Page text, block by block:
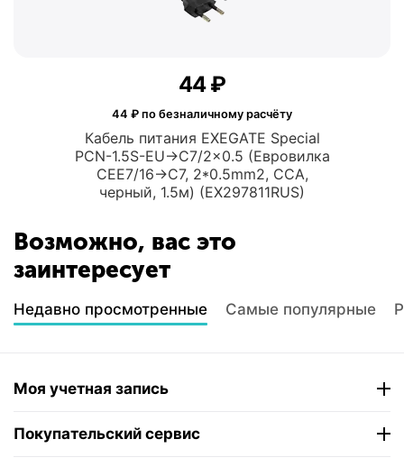
Кабель питания EXEGATE Special
PCN-1.5S-EU->C7/2x0.5 (Евровилка
CEE7/16->C7, 2*0.5mm2, CCA,
черный, 1.5м) (EX297811RUS)
‍44‍₽
44 ₽ по безналичному расчёту
Возможно, вас это
заинтересует
Недавно просмотренные Самые популярные
Моя учетная запись
Покупательский сервис